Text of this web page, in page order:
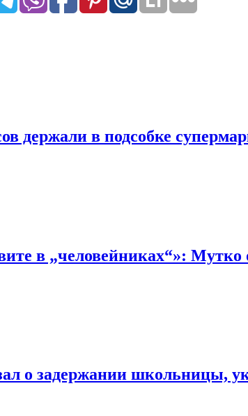
держали в подсобке
в „человейниках“»:
о задержании школьницы,